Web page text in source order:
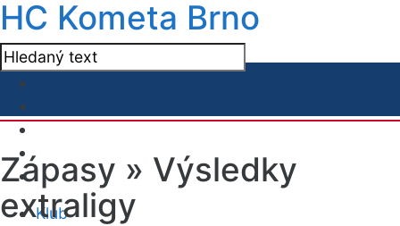
HC Kometa Brno
Klub
Zápasy » Výsledky
extraligy